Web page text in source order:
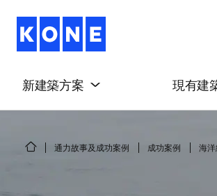
新建築方案 現有建
通力故事及成功案例 成功案例 海